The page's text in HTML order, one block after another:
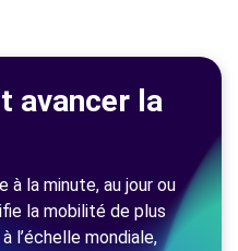
avancer la
à la minute, au jour ou
la mobilité de plus
l’échelle mondiale,